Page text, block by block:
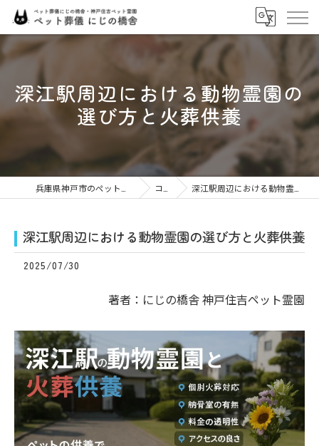
深江駅周辺における動物霊園の
選び方と火葬供養
コラム 深江駅周辺における動物霊園の選び方と火葬供養
深江駅周辺における動物霊園の選び方と火葬供養
2025/07/30
著者：にじの橋舎 神戸住吉ペット霊園